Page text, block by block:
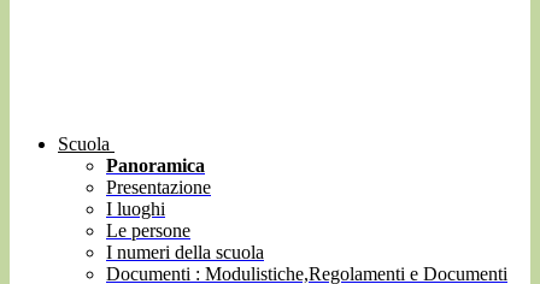
Scuola
Panoramica
Presentazione
I luoghi
Le persone
I numeri della scuola
Documenti : Modulistiche,Regolamenti e Documenti